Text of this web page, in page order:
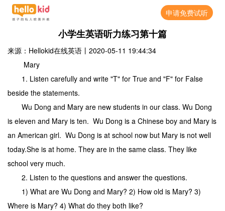
申请免费试听
小学生英语听力练习第十篇
来源：Hellokid在线英语 丨 2020-05-11 19:44:34
Mary
1. Listen carefully and write "T" for True and "F" for False
beside the statements.
Wu Dong and Mary are new students in our class. Wu Dong
is eleven and Mary is ten. Wu Dong is a Chinese boy and Mary is
an American girl. Wu Dong is at school now but Mary is not well
today.She is at home. They are in the same class. They like
school very much.
2. Listen to the questions and answer the questions.
1) What are Wu Dong and Mary? 2) How old is Mary? 3)
Where is Mary? 4) What do they both like?